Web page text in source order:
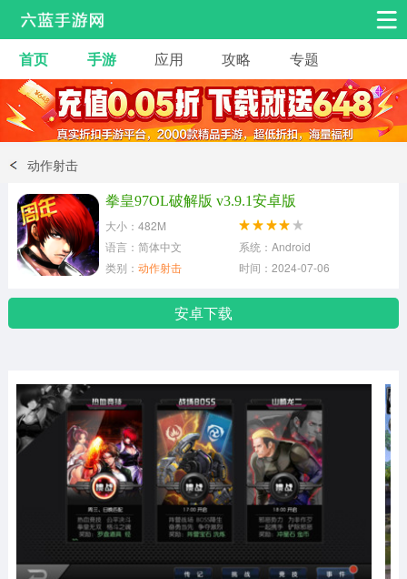
安卓手游 手游工具
热门手游 角色扮演 益智休闲
动作射击
冒险解谜
体育竞技
首页 手游 应用 攻略 专题
动作射击
拳皇97OL破解版 v3.9.1安卓版
大小：482M
语言：简体中文
系统：Android
类别： 动作射击 时间：2024-07-06
安卓下载